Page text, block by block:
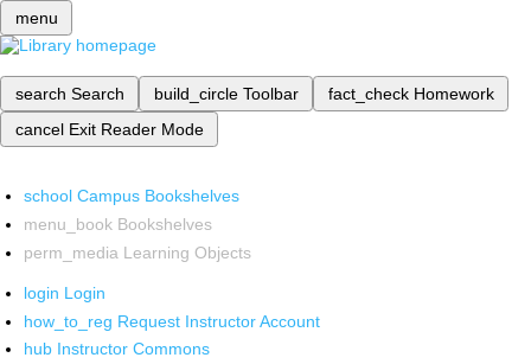
menu
search Search build_circle Toolbar fact_check Homework
cancel Exit Reader Mode
school Campus Bookshelves
menu_book Bookshelves
perm_media Learning Objects
login Login
how_to_reg Request Instructor Account
hub Instructor Commons